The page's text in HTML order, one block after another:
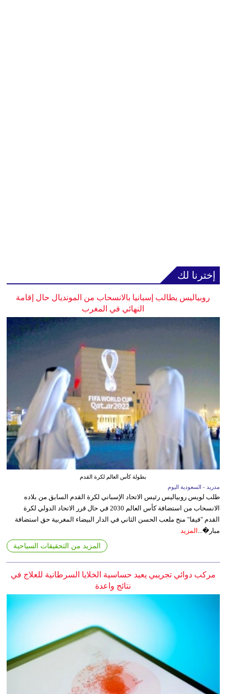
إخترنا لك
روبياليس يطالب إسبانيا بالانسحاب من المونديال حال إقامة
النهائي في المغرب
بطولة كأس العالم لكرة القدم
مدريد - السعودية اليوم
طلب لويس روبياليس رئيس الاتحاد الإسباني لكرة القدم السابق من بلاده
الانسحاب من استضافة كأس العالم 2030 في حال قرر الاتحاد الدولي لكرة
القدم "فيفا" منح ملعب الحسن الثاني في الدار البيضاء المغربية حق استضافة
مبار�... المزيد
المزيد من التحقيقات السياحية
مركب دوائي تجريبي يعيد حساسية الخلايا السرطانية للعلاج في
نتائج واعدة